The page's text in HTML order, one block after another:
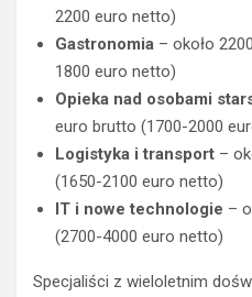
2200 euro netto)
Gastronomia – około
1800 euro netto)
Opieka nad osobami
euro brutto (1700-2000
Logistyka i transport –
(1650-2100 euro netto)
IT i nowe technologie –
(2700-4000 euro netto)
Specjaliści z wieloletnim